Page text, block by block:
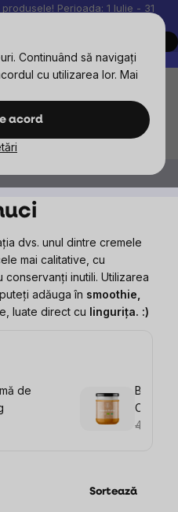
Continuând să navigați
cu utilizarea lor. Mai
acord
Perioada: 1 Iulie - 31
acum
Produsele noastre sunt
Coş
de
dvs. unul dintre cremele
mai calitative, cu
inutili. Utilizarea
adăuga în smoothie,
luate direct cu lingurița. :)
de
Cremă
450 g.
40,95
Sortează